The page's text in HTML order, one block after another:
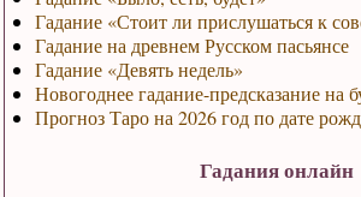
Гадание «Стоит ли прислушаться к
Гадание на древнем Русском пасьянсе
Гадание «Девять недель»
Новогоднее гадание-предсказание на
Прогноз Таро на 2026 год по дате
Гадания онлайн